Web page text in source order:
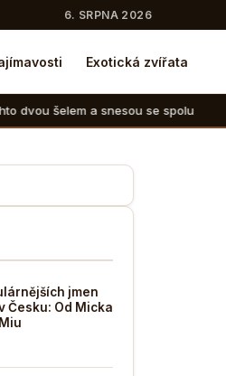
6. SRPNA 2026
Exotická zvířata
se spolu Krása a
jmen
Česku: Od Micka